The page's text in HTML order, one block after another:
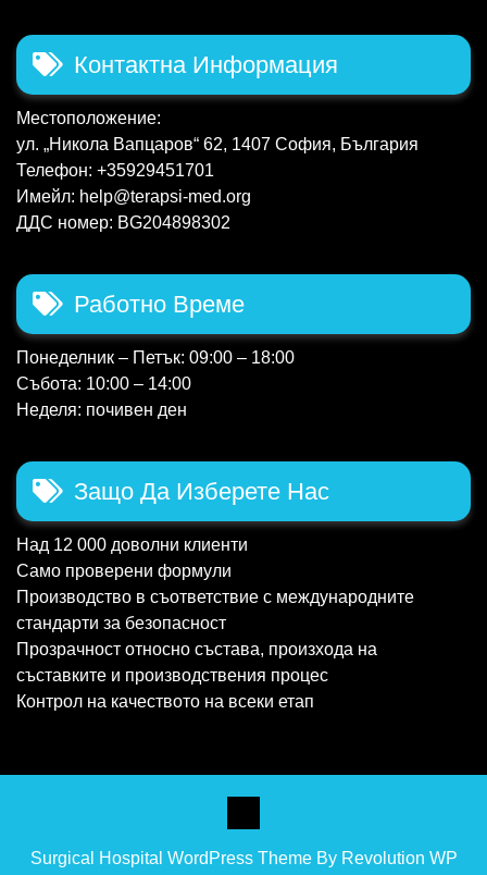
Контактна Информация
Местоположение:
ул. „Никола Вапцаров“ 62, 1407 София, България
Телефон: +35929451701
Имейл: help@terapsi-med.org
ДДС номер: BG204898302
Работно Време
Понеделник – Петък: 09:00 – 18:00
Събота: 10:00 – 14:00
Неделя: почивен ден
Защо Да Изберете Нас
Над 12 000 доволни клиенти
Само проверени формули
Производство в съответствие с международните
стандарти за безопасност
Прозрачност относно състава, произхода на
съставките и производствения процес
Контрол на качеството на всеки етап
Surgical Hospital WordPress Theme By Revolution WP